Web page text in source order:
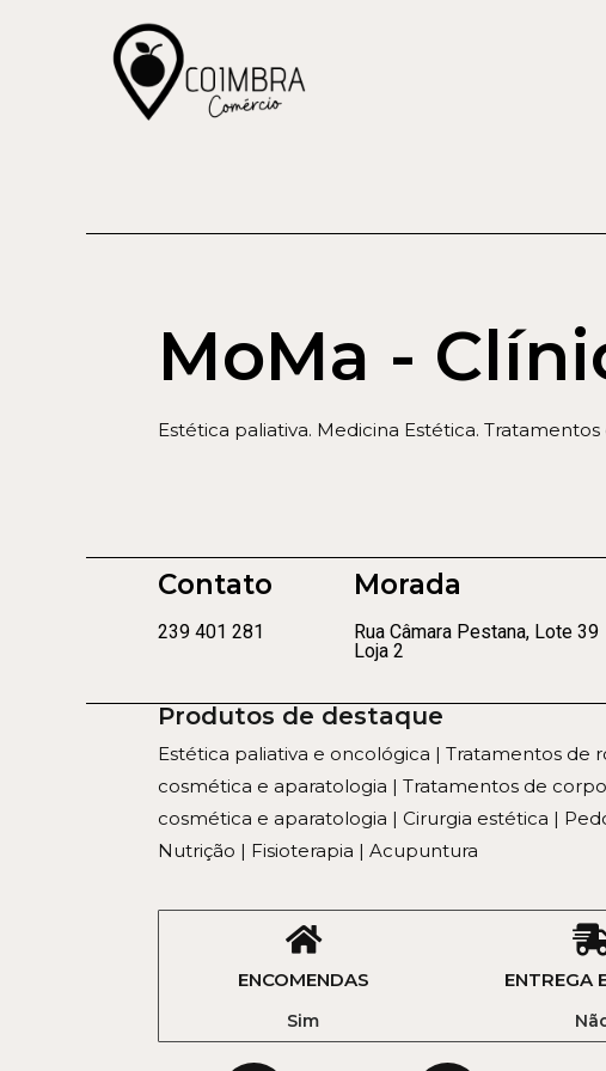
MoMa -
Estética paliativa. Medicina Estética.
Contato
239 401 281
Morada
Rua Câmara Pestana, Lote 39
Loja 2
Produtos de destaque
Estética paliativa e oncológica | Tratamentos de
cosmética e aparatologia | Tratamentos de
cosmética e aparatologia | Cirurgia estética |
Nutrição | Fisioterapia | Acupuntura
ENCOMENDAS
Sim
ENTREGA